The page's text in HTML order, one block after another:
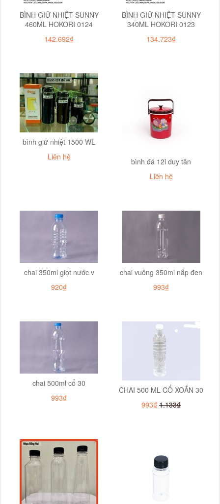
BÌNH GIỮ NHIỆT SUNNY
460ML HOKORI 0124
142.692₫
BÌNH GIỮ NHIỆT SUNNY
340ML HOKORI 0123
134.723₫
bình giữ nhiệt 1500 WL
Liên hệ
bình đá 12l duy tân
Liên hệ
chai 350ml giọt nước v
920₫
chai vuông 350ml nắp đen
993₫
chai 500ml cổ 30
993₫
CHAI 500 ML CỔ XOẮN 30
993₫ 1.133₫